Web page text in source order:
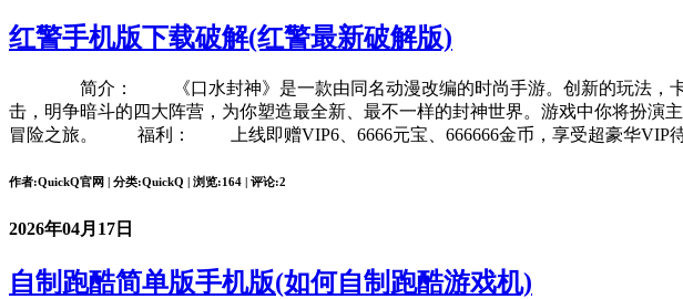
红警手机版下载破解(红警最新破解版)
简介： 《口水封神》是一款由同名动漫改编的时尚手游。创新的玩法，卡牌
击，明争暗斗的四大阵营，为你塑造最全新、最不一样的封神世界。游戏中你将扮
冒险之旅。 福利： 上线即赠VIP6、6666元宝、666666金币，享受超豪华VIP
作者:QuickQ官网 | 分类:QuickQ | 浏览:164 | 评论:2
2026年04月17日
自制跑酷简单版手机版(如何自制跑酷游戏机)